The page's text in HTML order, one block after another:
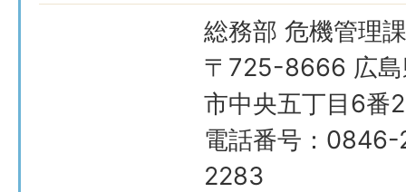
総務部 危機管理課
〒725-8666 広島
市中央五丁目6番
電話番号：
2283